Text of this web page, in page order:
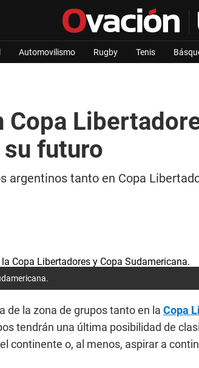
Automovilismo Rugby Tenis
Copa
futuro
argentinos tanto en Copa
de la zona de grupos tanto en la Copa
tendrán una última posibilidad de
continente o, al menos, aspirar a